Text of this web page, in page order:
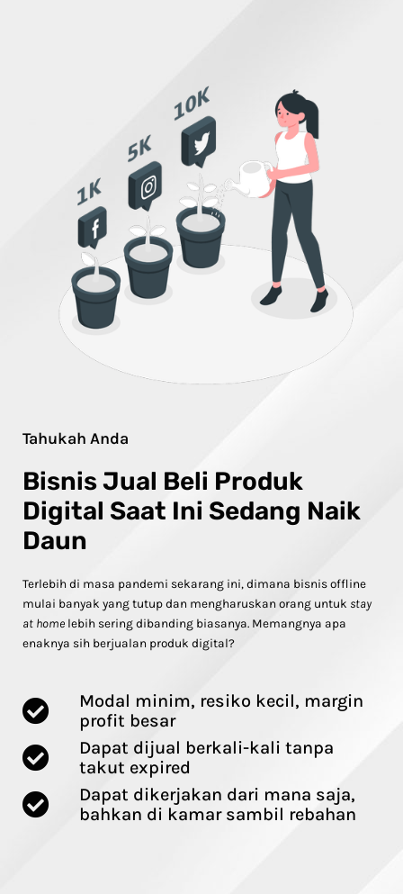
Tahukah Anda
Bisnis Jual Beli Produk
Digital Saat Ini Sedang Naik
Daun
Terlebih di masa pandemi sekarang ini, dimana bisnis offline
mulai banyak yang tutup dan mengharuskan orang untuk stay
at home lebih sering dibanding biasanya. Memangnya apa
enaknya sih berjualan produk digital?
Modal minim, resiko kecil, margin
profit besar
Dapat dijual berkali-kali tanpa
takut expired
Dapat dikerjakan dari mana saja,
bahkan di kamar sambil rebahan